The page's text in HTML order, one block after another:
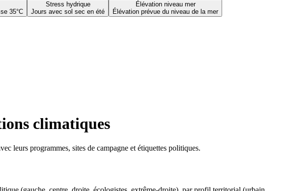
35°C
Stress hydrique
Jours avec sol sec en été
Élévation niveau mer
Élévation prévue du niveau de la mer
climatiques
leurs programmes, sites de campagne et étiquettes politiques.